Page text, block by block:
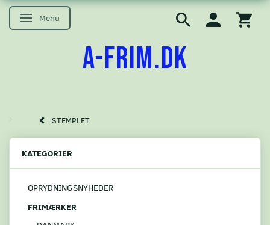
Skifte navigation
Menu
A-FRIM.DK
STEMPLET
KATEGORIER
OPRYDNINGSNYHEDER
FRIMÆRKER